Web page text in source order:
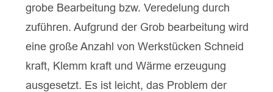
grobe Bearbeitung bzw. Veredelung durch
zuführen. Aufgrund der Grob bearbeitung wird
eine große Anzahl von Werkstücken Schneid
kraft, Klemm kraft und Wärme erzeugung
ausgesetzt. Es ist leicht, das Problem der